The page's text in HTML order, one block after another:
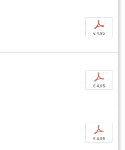
p
€ 4,95
p
€ 4,95
p
€ 4,95